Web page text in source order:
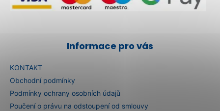
Informace pro vás
KONTAKT
Obchodní podmínky
Podmínky ochrany osobních údajů
Poučení o právu na odstoupení od smlouvy